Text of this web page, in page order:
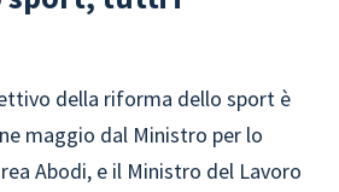
della riforma dello sport è
maggio dal Ministro per lo
Abodi, e il Ministro del Lavoro